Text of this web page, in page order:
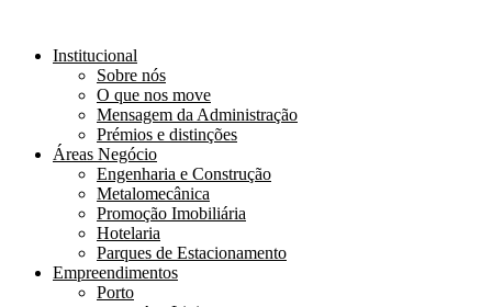
Institucional
Sobre nós
O que nos move
Mensagem da Administração
Prémios e distinções
Áreas Negócio
Engenharia e Construção
Metalomecânica
Promoção Imobiliária
Hotelaria
Parques de Estacionamento
Empreendimentos
Porto